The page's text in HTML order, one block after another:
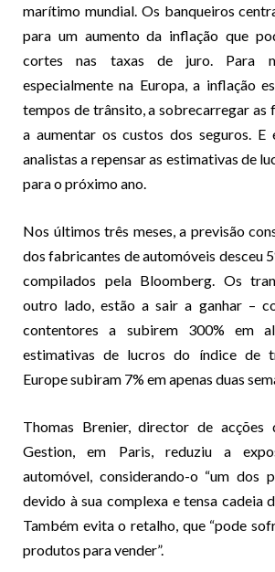
marítimo mundial. Os banqueiros
para um aumento da inflação que
cortes nas taxas de juro. Para
especialmente na Europa, a inflação
tempos de trânsito, a sobrecarregar as
a aumentar os custos dos seguros.
analistas a repensar as estimativas de
para o próximo ano.
Nos últimos três meses, a previsão
dos fabricantes de automóveis desceu
compilados pela Bloomberg. Os
outro lado, estão a sair a ganhar –
contentores a subirem 300% em
estimativas de lucros do índice de
Europe subiram 7% em apenas duas
Thomas Brenier, director de acções
Gestion, em Paris, reduziu a
automóvel, considerando-o “um dos
devido à sua complexa e tensa cadeia
Também evita o retalho, que “pode
produtos para vender”.